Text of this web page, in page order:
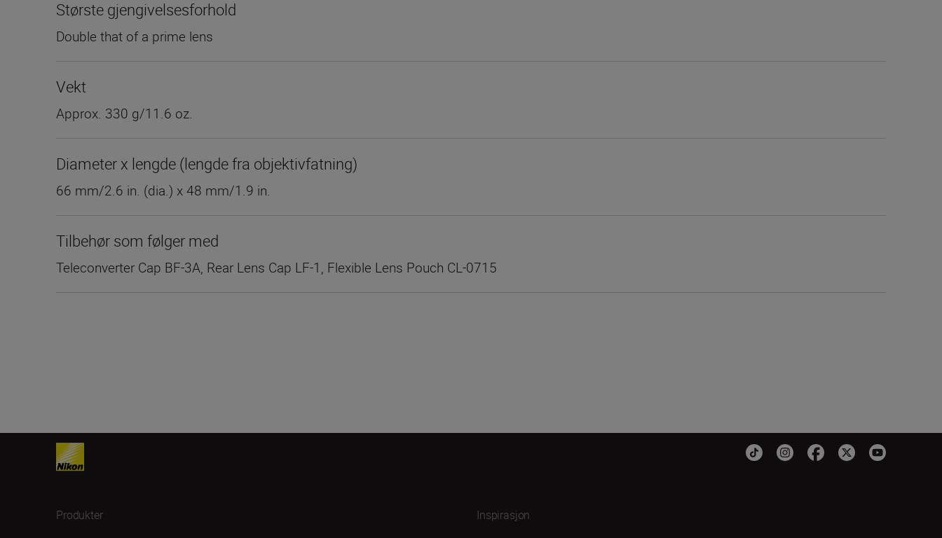
Største gjengivelsesforhold
Double that of a prime lens
Vekt
Approx. 330 g/11.6 oz.
Diameter x lengde (lengde fra objektivfatning)
66 mm/2.6 in. (dia.) x 48 mm/1.9 in.
Tilbehør som følger med
Teleconverter Cap BF-3A, Rear Lens Cap LF-1, Flexible Lens Pouch CL-0715
Produkter Inspirasjon